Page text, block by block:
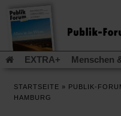
EXTRA+ Menschen
Aufstehen & Handeln
STARTSEITE » PUBLIK-
HAMBURG